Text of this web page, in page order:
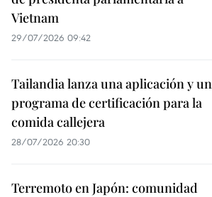
Vietnam
29/07/2026 09:42
Tailandia lanza una aplicación y un
programa de certificación para la
comida callejera
28/07/2026 20:30
Terremoto en Japón: comunidad